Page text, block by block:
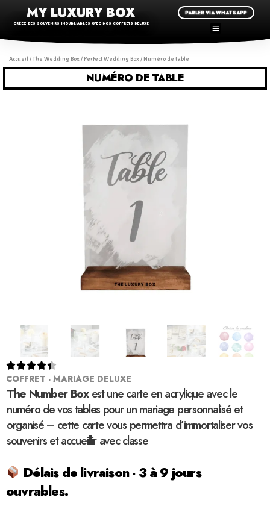
MY LUXURY BOX
CRÉEZ DES SOUVENIRS INOUBLIABLES AVEC NOS COFFRETS DELUXE
PARLER VIA WHATSAPP
Accueil /The Wedding Box/ Perfect Wedding Box/ Numéro de table
NUMÉRO DE TABLE

COFFRET - MARIAGE DELUXE
The Number Boxest une carte en acrylique avec le
numéro de vos tables pour un mariage personnalisé et
organisé – cette carte vous permettra d’immortaliser vos
souvenirs et accueillir avec classe
Délais de livraison - 3 à 9 jours
ouvrables.